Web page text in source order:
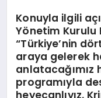
Konuyla ilgili
Yönetim Kurulu
“Türkiye’nin
araya gelerek
anlatacağımız
programıyla